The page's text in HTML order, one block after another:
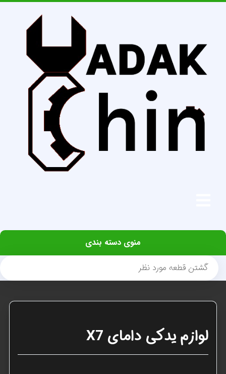
منوی دسته بندی
لوازم یدکی دامای X7